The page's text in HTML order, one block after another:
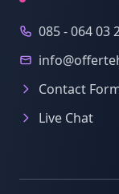
085 - 064 03
Contact
Live Chat